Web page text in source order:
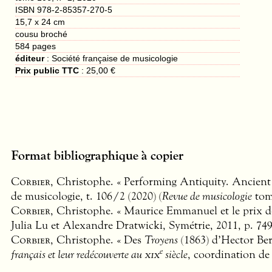
ISBN 978-2-85357-270-5
15,7 x 24 cm
cousu broché
584 pages
éditeur:Société française de musicologie
Prix public TTC : 25,00 €
Format bibliographique à copier
Corbier, Christophe. « Performing Antiquity.
de musicologie, t. 106/2 (2020) (Revue de musicologie
Corbier, Christophe. « Maurice Emmanuel et le prix
Julia Lu et Alexandre Dratwicki, Symétrie, 2011, p.
Corbier, Christophe. « Des Troyens (1863) d’Hector
français et leur redécouverte auxixe siècle, coordination